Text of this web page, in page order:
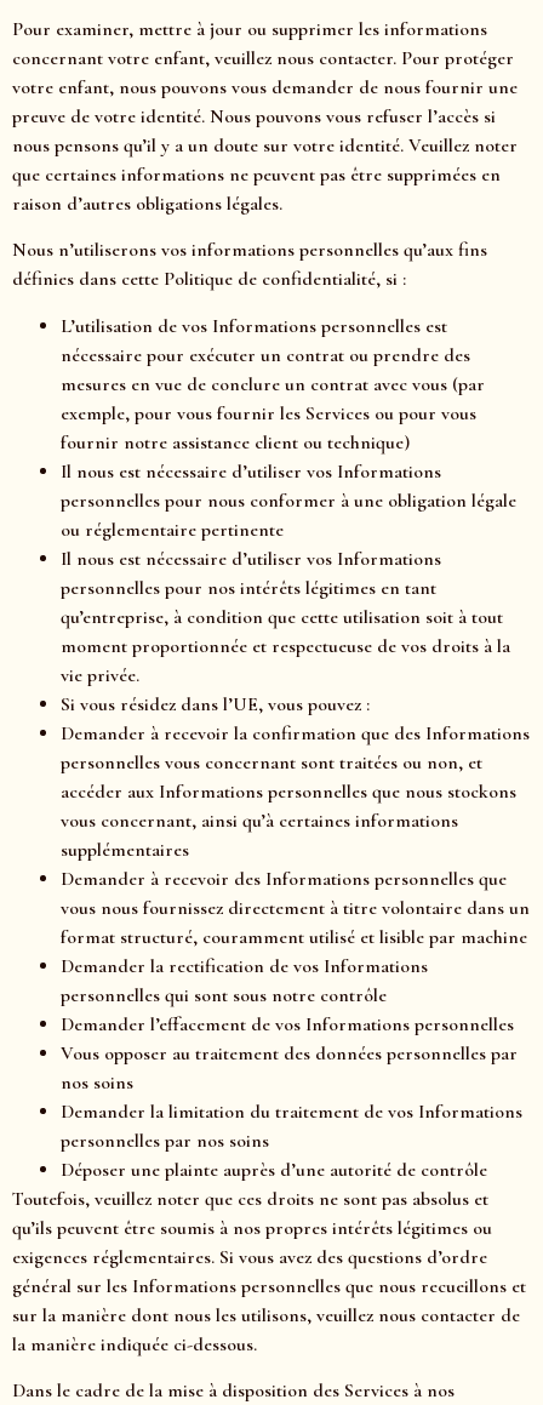
Pour examiner, mettre à jour ou supprimer les informations
concernant votre enfant, veuillez nous contacter. Pour protéger
votre enfant, nous pouvons vous demander de nous fournir une
preuve de votre identité. Nous pouvons vous refuser l’accès si
nous pensons qu’il y a un doute sur votre identité. Veuillez noter
que certaines informations ne peuvent pas être supprimées en
raison d’autres obligations légales.
Nous n’utiliserons vos informations personnelles qu’aux fins
définies dans cette Politique de confidentialité, si :
L’utilisation de vos Informations personnelles est
nécessaire pour exécuter un contrat ou prendre des
mesures en vue de conclure un contrat avec vous (par
exemple, pour vous fournir les Services ou pour vous
fournir notre assistance client ou technique)
Il nous est nécessaire d’utiliser vos Informations
personnelles pour nous conformer à une obligation légale
ou réglementaire pertinente
Il nous est nécessaire d’utiliser vos Informations
personnelles pour nos intérêts légitimes en tant
qu’entreprise, à condition que cette utilisation soit à tout
moment proportionnée et respectueuse de vos droits à la
vie privée.
Si vous résidez dans l’UE, vous pouvez :
Demander à recevoir la confirmation que des Informations
personnelles vous concernant sont traitées ou non, et
accéder aux Informations personnelles que nous stockons
vous concernant, ainsi qu’à certaines informations
supplémentaires
Demander à recevoir des Informations personnelles que
vous nous fournissez directement à titre volontaire dans un
format structuré, couramment utilisé et lisible par machine
Demander la rectification de vos Informations
personnelles qui sont sous notre contrôle
Demander l’effacement de vos Informations personnelles
Vous opposer au traitement des données personnelles par
nos soins
Demander la limitation du traitement de vos Informations
personnelles par nos soins
Déposer une plainte auprès d’une autorité de contrôle
Toutefois, veuillez noter que ces droits ne sont pas absolus et
qu’ils peuvent être soumis à nos propres intérêts légitimes ou
exigences réglementaires. Si vous avez des questions d’ordre
général sur les Informations personnelles que nous recueillons et
sur la manière dont nous les utilisons, veuillez nous contacter de
la manière indiquée ci-dessous.
Dans le cadre de la mise à disposition des Services à nos